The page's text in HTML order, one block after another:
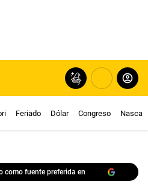
Feriado Dólar Congreso Nasca
como fuente preferida en